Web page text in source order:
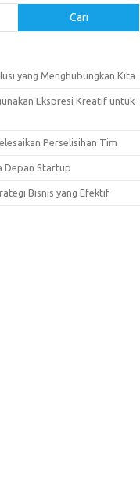
Cari
yang Menghubungkan Kita
Ekspresi Kreatif untuk
Perselisihan Tim
Depan Startup
Bisnis yang Efektif